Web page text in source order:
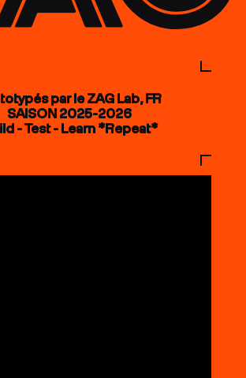
par le ZAG Lab, FR
SAISON 2025-2026
- Test - Learn *Repeat*